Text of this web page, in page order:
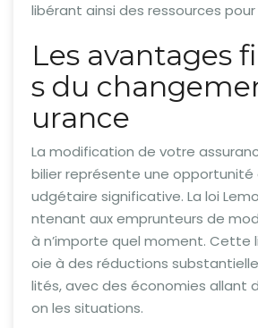
libérant ainsi des ressources
Les avantages
s du
urance
La modification de votre
bilier représente une opportunité
udgétaire significative. La loi
ntenant aux emprunteurs de
à n’importe quel moment. Cette
oie à des réductions
lités, avec des économies allant
on les situations.